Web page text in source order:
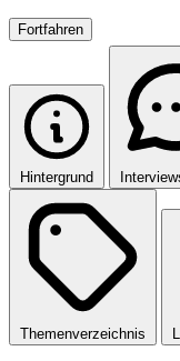
Fortfahren
Hintergrund
Themenverzeichnis